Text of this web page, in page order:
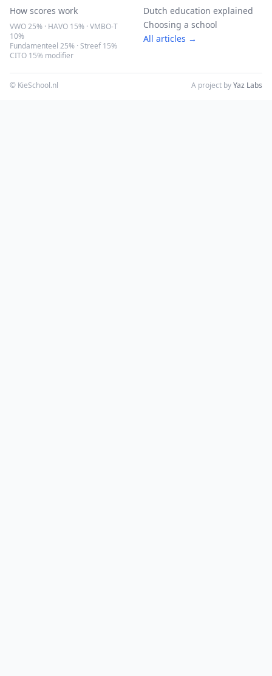
How scores work
VWO 25% · HAVO 15% · VMBO-T
10%
Fundamenteel 25% · Streef 15%
CITO 15% modifier
Dutch education explained
Choosing a school
All articles →
© KieSchool.nl A project byYaz Labs